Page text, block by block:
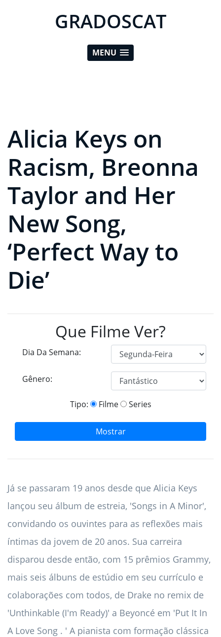
GRADOSCAT
MENU
Alicia Keys on
Racism, Breonna
Taylor and Her
New Song,
‘Perfect Way to
Die’
Que Filme Ver?
Dia Da Semana:
Gênero:
Tipo: Filme Series
Mostrar
Já se passaram 19 anos desde que Alicia Keys
lançou seu álbum de estreia, 'Songs in A Minor',
convidando os ouvintes para as reflexões mais
íntimas da jovem de 20 anos. Sua carreira
disparou desde então, com 15 prêmios Grammy,
mais seis álbuns de estúdio em seu currículo e
colaborações com todos, de Drake no remix de
'Unthinkable (I'm Ready)' a Beyoncé em 'Put It In
A Love Song . ' A pianista com formação clássica